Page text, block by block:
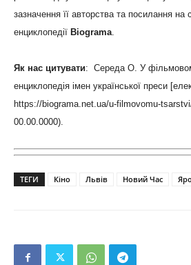
зазначення її авторства та посилання на
енциклопедії Biograma
Як нас цитувати: Середа О. У
енциклопедія імен української преси
https://biograma.net.ua/u-filmovomu-
00.00.0000).
ТЕГИ Кіно Львів Новий Час